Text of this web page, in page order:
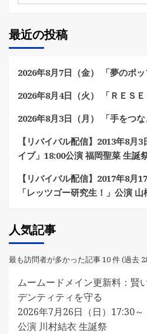
最近の投稿
2026年8月7日（金） 「夢のポ
2026年8月4日（火） 「ＲＥＳ
2026年8月3日（月） 「手をつ
【リバイバル配信】2013年8月
イブ」18:00公演 福岡聖菜 生誕
【リバイバル配信】2017年8月
「レッツゴー研究生！」公演
人気記事
最も訪問者が多かった記事 10 件 (過去
ムームードメイン更新料：賢
デンティティを守る
2026年7月26日（日）17:30～
公演 川村結衣 生誕祭